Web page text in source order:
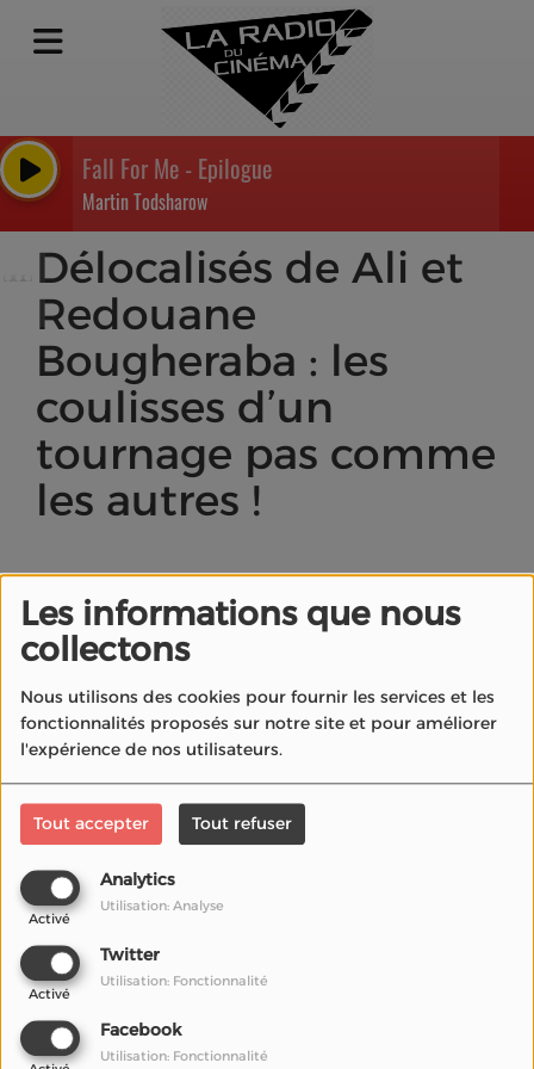
Les informations que nous
collectons
Nous utilisons des cookies pour fournir les services et les
fonctionnalités proposés sur notre site et pour améliorer
l'expérience de nos utilisateurs.
Tout accepter Tout refuser
Analytics
Activé
Utilisation: Analyse
Twitter
Activé
Utilisation: Fonctionnalité
Facebook
Utilisation: Fonctionnalité
Fall For Me - Epilogue
Martin Todsharow
Délocalisés de Ali et
Redouane
Bougheraba : les
coulisses d’un
tournage pas comme
les autres !
27 février 2025
li Bougheraba et Redouane Bougheraba
racontent leur aventure cinématographique entre la
Un tournage de44 jours à Calcutta, une immersion